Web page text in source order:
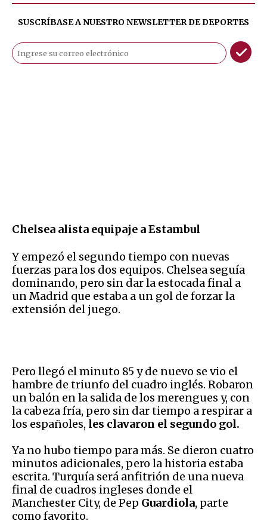
SUSCRÍBASE A NUESTRO NEWSLETTER DEDEPORTES
Chelsea alista equipaje a Estambul
Y empezó el segundo tiempo con nuevas
fuerzas para los dos equipos. Chelsea seguía
dominando, pero sin dar la estocada final a
un Madrid que estaba a un gol de forzar la
extensión del juego.
Pero llegó el minuto 85 y de nuevo se vio el
hambre de triunfo del cuadro inglés. Robaron
un balón en la salida de los merengues y, con
la cabeza fría, pero sin dar tiempo a respirar a
los españoles, les clavaron el segundo gol.
Ya no hubo tiempo para más. Se dieron cuatro
minutos adicionales, pero la historia estaba
escrita. Turquía será anfitrión de una nueva
final de cuadros ingleses donde el
Manchester City, de Pep Guardiola, parte
como favorito.